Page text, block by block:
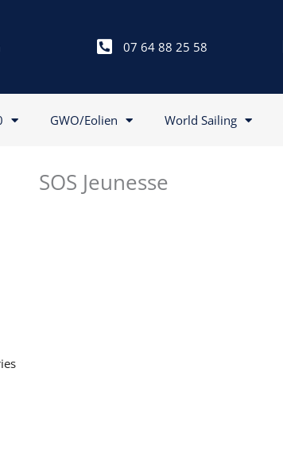
07 64 88 25 58
GWO/Eolien World Sailing
SOS Jeunesse